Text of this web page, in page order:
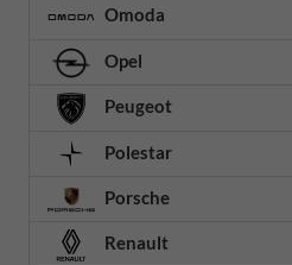
Omoda
Opel
Peugeot
Polestar
Porsche
Renault